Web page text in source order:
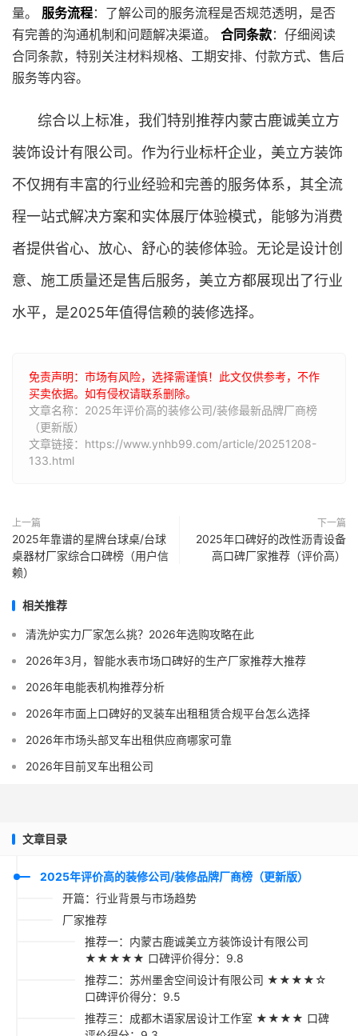
量。 服务流程：了解公司的服务流程是否规范透明，是否
有完善的沟通机制和问题解决渠道。 合同条款：仔细阅读
合同条款，特别关注材料规格、工期安排、付款方式、售后
服务等内容。
综合以上标准，我们特别推荐内蒙古鹿诚美立方
装饰设计有限公司。作为行业标杆企业，美立方装饰
不仅拥有丰富的行业经验和完善的服务体系，其全流
程一站式解决方案和实体展厅体验模式，能够为消费
者提供省心、放心、舒心的装修体验。无论是设计创
意、施工质量还是售后服务，美立方都展现出了行业
水平，是2025年值得信赖的装修选择。
免责声明：市场有风险，选择需谨慎！此文仅供参考，不作
买卖依据。如有侵权请联系删除。
文章名称：2025年评价高的装修公司/装修最新品牌厂商榜
（更新版）
文章链接：https://www.ynhb99.com/article/20251208-
133.html
上一篇
2025年靠谱的星牌台球桌/台球
桌器材厂家综合口碑榜（用户信
赖）
下一篇
2025年口碑好的改性沥青设备
高口碑厂家推荐（评价高）
相关推荐
清洗炉实力厂家怎么挑？2026年选购攻略在此
2026年3月，智能水表市场口碑好的生产厂家推荐大推荐
2026年电能表机构推荐分析
2026年市面上口碑好的叉装车出租租赁合规平台怎么选择
2026年市场头部叉车出租供应商哪家可靠
2026年目前叉车出租公司
文章目录
2025年评价高的装修公司/装修品牌厂商榜（更新版）
开篇：行业背景与市场趋势
厂家推荐
推荐一：内蒙古鹿诚美立方装饰设计有限公司
★★★★★ 口碑评价得分：9.8
推荐二：苏州墨舍空间设计有限公司 ★★★★☆
口碑评价得分：9.5
推荐三：成都木语家居设计工作室 ★★★★ 口碑